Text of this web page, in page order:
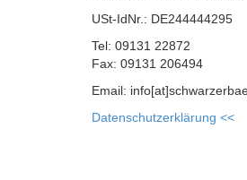
USt-IdNr.: DE244444295
Tel: 09131 22872
Fax: 09131 206494
Email:
Datenschutzerklärung <<